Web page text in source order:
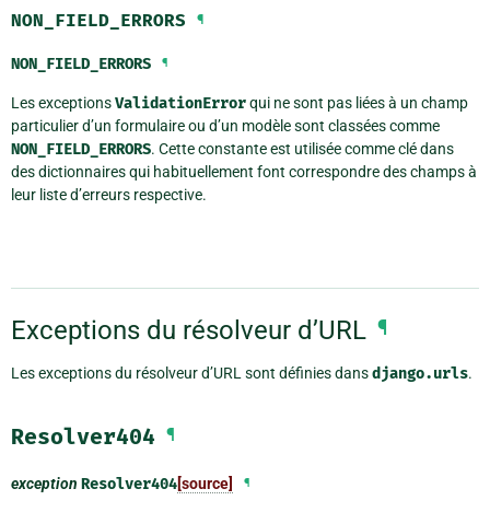
NON_FIELD_ERRORS ¶
NON_FIELD_ERRORS ¶
Les exceptionsValidationErrorqui ne sont pas liées à un champ
particulier d’un formulaire ou d’un modèle sont classées comme
NON_FIELD_ERRORS. Cette constante est utilisée comme clé dans
des dictionnaires qui habituellement font correspondre des champs à
leur liste d’erreurs respective.
Exceptions du résolveur d’URL ¶
Les exceptions du résolveur d’URL sont définies dansdjango.urls.
Resolver404 ¶
exception Resolver404[source] ¶